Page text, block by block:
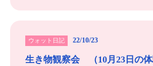
ウォット日記 22/10/23
生き物観察会 （10月23日の